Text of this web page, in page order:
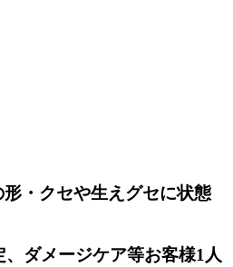
・クセや生えグセに状態
ダメージケア等お客様1人